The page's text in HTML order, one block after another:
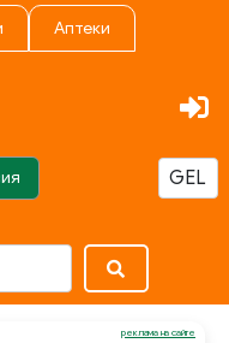
Аптеки
реклама на сайте